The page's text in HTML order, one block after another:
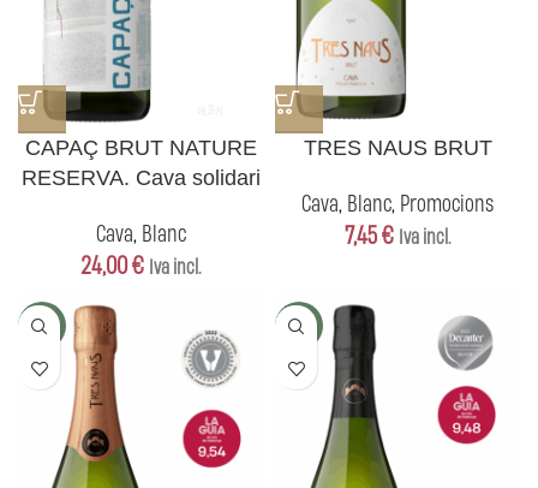
CAPAÇ BRUT NATURE
RESERVA. Cava solidari
Cava, Blanc
24,00€ Iva incl.
TRES NAUS BRUT
Cava, Blanc, Promocions
7,45€ Iva incl.
5+1 5+1